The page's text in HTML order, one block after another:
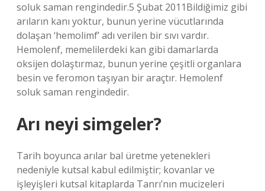
soluk saman rengindedir.5 Şubat 2011Bildiğimiz gibi
arıların kanı yoktur, bunun yerine vücutlarında
dolaşan ‘hemolimf’ adı verilen bir sıvı vardır.
Hemolenf, memelilerdeki kan gibi damarlarda
oksijen dolaştırmaz, bunun yerine çeşitli organlara
besin ve feromon taşıyan bir araçtır. Hemolenf
soluk saman rengindedir.
Arı neyi simgeler?
Tarih boyunca arılar bal üretme yetenekleri
nedeniyle kutsal kabul edilmiştir; kovanlar ve
işleyişleri kutsal kitaplarda Tanrı’nın mucizeleri